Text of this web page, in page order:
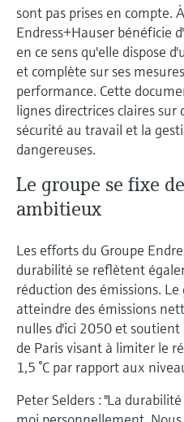
sont pas prises en compte.
Endress+Hauser bénéficie
en ce sens qu'elle dispose
et complète sur ses
performance. Cette
lignes directrices claires
sécurité au travail et la
dangereuses.
Le groupe se fixe
ambitieux
Les efforts du Groupe
durabilité se reflètent
réduction des émissions.
atteindre des émissions
nulles d'ici 2050 et soutient
de Paris visant à limiter le
1,5 °C par rapport aux
Peter Selders : "La